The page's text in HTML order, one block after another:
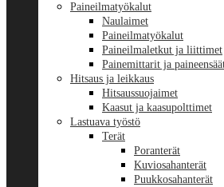
Paineilmatyökalut
Naulaimet
Paineilmatyökalut
Paineilmaletkut ja liittimet
Painemittarit ja
Hitsaus ja leikkaus
Hitsaussuojaimet
Kaasut ja kaasupolttimet
Lastuava työstö
Terät
Poranterät
Kuviosahanterät
Puukkosahanterät